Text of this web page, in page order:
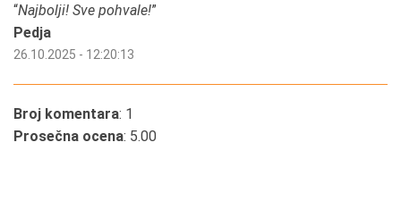
“Najbolji! Sve pohvale!”
Pedja
26.10.2025 - 12:20:13
Broj komentara: 1
Prosečna ocena: 5.00